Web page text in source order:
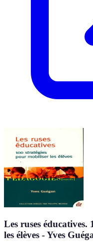
Les ruses
les élèves - Yves